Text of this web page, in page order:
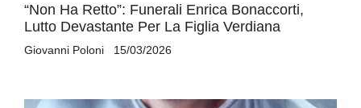
“Non Ha Retto”: Funerali Enrica Bonaccorti,
Lutto Devastante Per La Figlia Verdiana
Giovanni Poloni 15/03/2026